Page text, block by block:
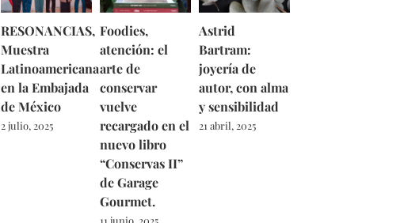
RESONANCIAS,
Muestra
Latinoamericana
en la Embajada
de México
2 julio, 2025
Foodies,
atención: el
arte de
conservar
vuelve
recargado en el
nuevo libro
“Conservas II”
de Garage
Gourmet.
Astrid
Bartram:
joyería de
autor, con alma
y sensibilidad
21 abril, 2025